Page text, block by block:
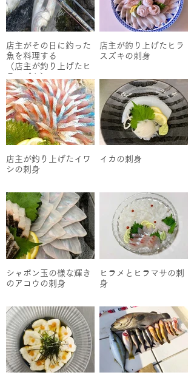
店主がその日に釣った
魚を料理する
（店主が釣り上げたヒ
ラスズキ）
店主が釣り上げたヒラ
スズキの刺身
店主が釣り上げたイワ
シの刺身
イカの刺身
シャボン玉の様な輝き
のアコウの刺身
ヒラメとヒラマサの刺
身